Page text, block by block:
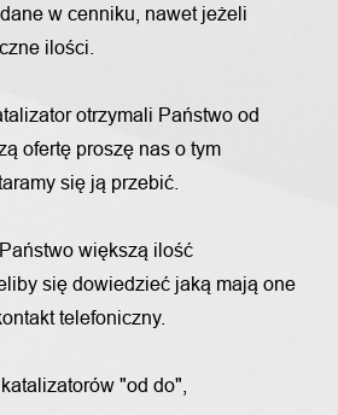
w cenniku, nawet jeżeli
ilości.
otrzymali Państwo od
ofertę proszę nas o tym
się ją przebić.
większą ilość
się dowiedzieć jaką mają one
telefoniczny.
"od do",